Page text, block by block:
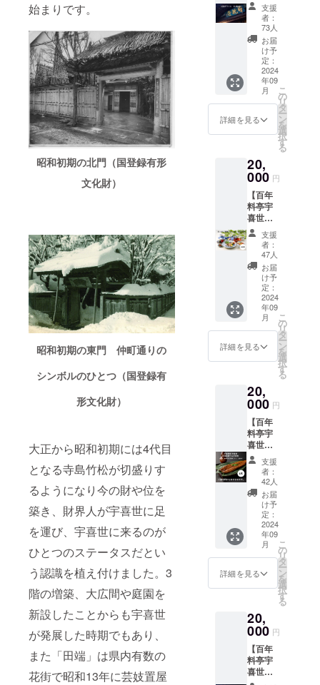
始まりです。
昭和初期の北門（国登録有形
文化財）
昭和初期の東門 仲町通りの
シンボルのひとつ（国登録有
形文化財）
大正から昭和初期には4代目
となる寺島竹松が切盛りす
るようになり今の財や位を
築き、財界人が宇喜世に足
を運び、宇喜世に来るのが
ひとつのステータスだとい
う認識を植え付けました。3
階の増築、大広間や庭園を
新設したことからも宇喜世
が発展した時期でもあり、
また「田端」は県内有数の
花街で昭和13年に芸妓置屋
チを1名
様ご招
待（有
効期限
2025年
3月末
日） ＊
2024年
9月頃、
ランチ
ご招待
だきま
す。 ＊
営業時
間：
11：30
～14：
00（不
定休）
＊宇喜
世まで
の交通
費、宿
泊費は
支援者
様のご
負担で
改修工
事をし
たお庭
を眺め
ること
が出来
る個室
をご用
意致し
ます。
（当日
の予約
状況に
よりご
用意で
場合が
ござい
■ご支援
者様の
お名前
（法人
名）を
公式HP
ランＡ
10,000
円＞】
■心から
感謝の
気持ち
を込め
てお礼
のメー
ルを送
だきま
す。 ■
ご支援
者様の
お名前
（法人
名）を
公式HP
でご紹
介させ
ていた
だきま
す。備
考欄へ
希望名
をご記
入くだ
場合は
その旨
くださ
い） ＊
掲載期
間：
2024年
9月15日
から1年
間掲載
＊掲載
方法：
文字の
のリ
ターン
20,000
円、
50,000
円、
100,000
円、
支援
者：
73人
お届
け予
定：
2024
年09
月
詳細を見る
こ
の
リ
タ
ー
ン
を
選
択
す
る
20,
000 円
【百年
料亭宇
喜世
ランチ
ご招待
プラン
Ｂ＜2名
様＞】
■心から
感謝の
気持ち
を込め
てお礼
のメー
ルを送
だきま
す。 ■
宇喜世
で3,000
円相当
のラン
チを2名
様ご招
待（有
効期限
2025年
3月末
日） ＊
2024年
9月頃、
ランチ
ご招待
だきま
す。 ＊
営業時
間：
11：30
支援
者：
47人
お届
け予
定：
2024
年09
月
詳細を見る
こ
の
リ
タ
ー
ン
を
選
択
す
る
20,
000 円
【百年
料亭宇
喜世
名物冷
凍うな
ぎ蒲焼
プラン
Ａ＜1尾
＞】 ■
心から
感謝の
気持ち
を込め
てお礼
のメー
ていた
だきま
す。 ■
名物冷
凍うな
ぎ蒲
支援
者：
42人
お届
け予
定：
2024
年09
月
詳細を見る
こ
の
リ
タ
ー
ン
を
選
択
す
る
20,
000 円
【百年
料亭宇
喜世